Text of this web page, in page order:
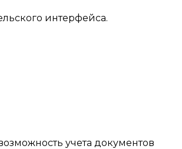
интерфейса.
учета документов